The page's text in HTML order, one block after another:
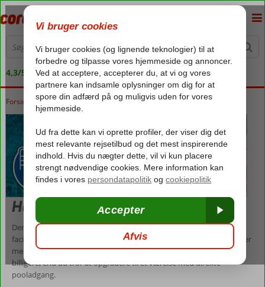
4,3/5 på Trustpilot
Forside Rejser
Hotel med swim-up
Der er mange måder at tilføje ferien lidt ekstra luksus. Lækre
faciliteter, masser af underholdning, god mad – og så er der værelser
med swim-up. Den ultimative ferieluksus! Og faktisk er det ofte
billigere, end du tror at opgradere til et værelse med direkte
pooladgang.